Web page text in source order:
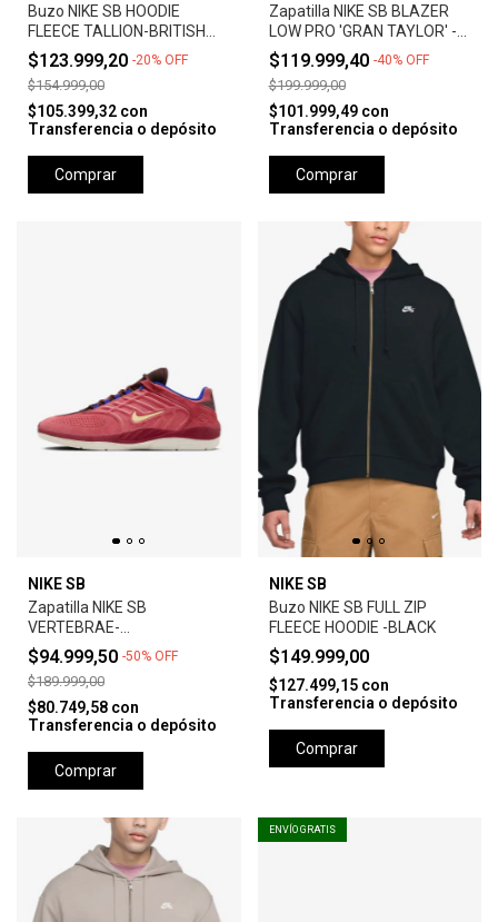
Buzo NIKE SB HOODIE
FLEECE TALLION-BRITISH
TAN
$123.999,20 -20% OFF
$154.999,00
$105.399,32 con
Transferencia o depósito
Comprar
Zapatilla NIKE SB BLAZER
LOW PRO 'GRAN TAYLOR' -
SUMMIT WHITE
$119.999,40 -40% OFF
$199.999,00
$101.999,49 con
Transferencia o depósito
Comprar
NIKE SB
Zapatilla NIKE SB
VERTEBRAE-
ADOBE/EARTH/NOBLE
RED/MELON TINT
$94.999,50 -50% OFF
$189.999,00
$80.749,58 con
Transferencia o depósito
Comprar
NIKE SB
Buzo NIKE SB FULL ZIP
FLEECE HOODIE -BLACK
$149.999,00
$127.499,15 con
Transferencia o depósito
Comprar
ENVÍO GRATIS